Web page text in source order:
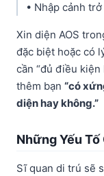
• Nhập cảnh
Xin diện AOS
đặc biệt hoặc có
cần “đủ điều
thêm bạn “có
diện hay không.”
Những Yếu Tố
Sĩ quan di trú sẽ